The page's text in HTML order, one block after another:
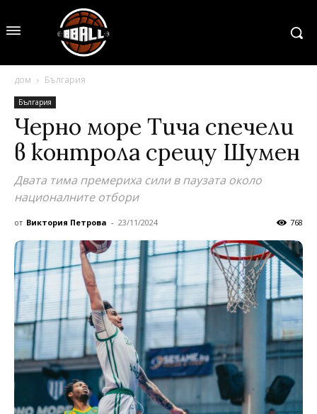
дом България
България
Черно море Тича спечели
в контрола срещу Шумен
Двата тима премериха сили в паузата около
националните отбори
от Виктория Петрова - 23/11/2024 768